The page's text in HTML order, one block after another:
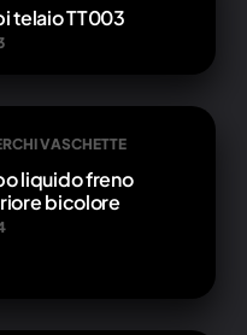
telaio TT003
VASCHETTE
liquido freno
bicolore